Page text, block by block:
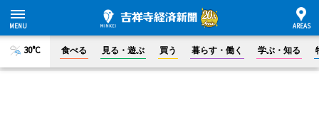
30°C 食べる 見る・遊ぶ 買う 暮らす・働く 学ぶ・知る